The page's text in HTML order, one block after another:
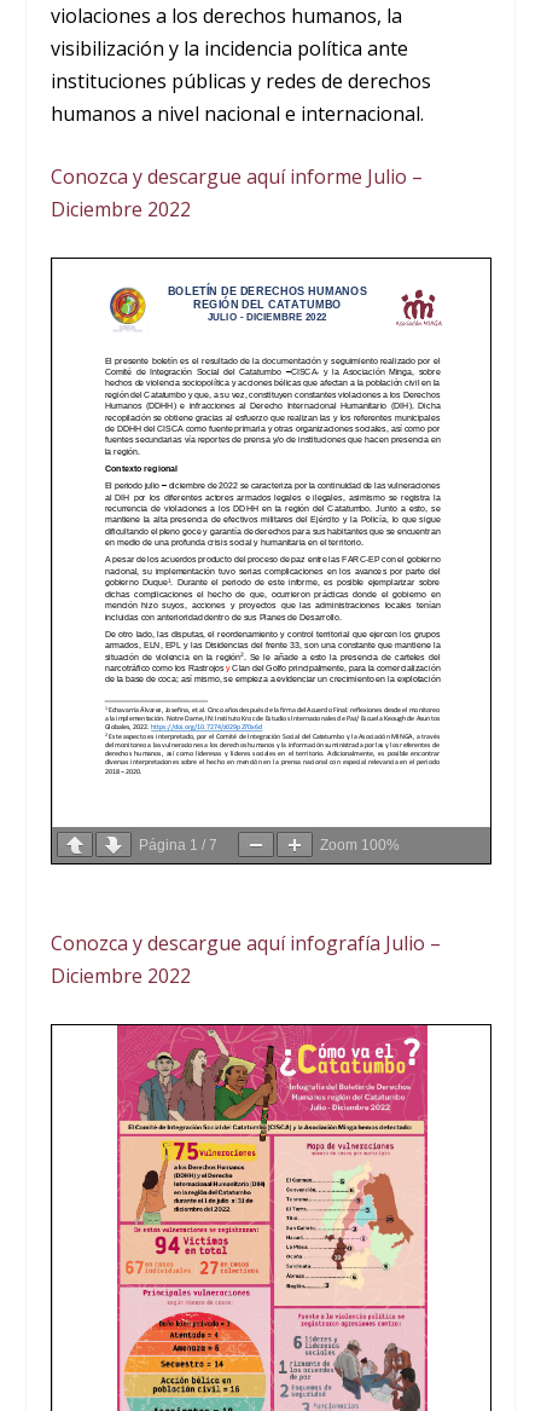
violaciones a los derechos humanos, la
visibilización y la incidencia política ante
instituciones públicas y redes de derechos
humanos a nivel nacional e internacional.
Conozca y descargue aquí informe Julio –
Diciembre 2022
Página 1 /7 Zoom 100%
Conozca y descargue aquí infografía Julio –
Diciembre 2022